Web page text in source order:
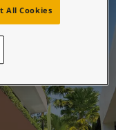
ျား
ျား
All Cookies